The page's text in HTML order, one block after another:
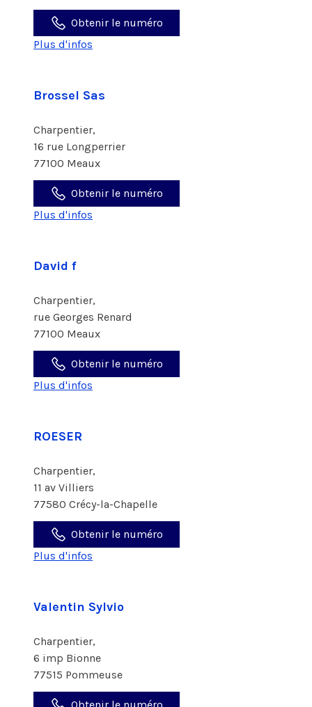
Obtenir le numéro
Plus d'infos
Brossel Sas
Charpentier,
16 rue Longperrier
77100 Meaux
Obtenir le numéro
Plus d'infos
David f
Charpentier,
rue Georges Renard
77100 Meaux
Obtenir le numéro
Plus d'infos
ROESER
Charpentier,
11 av Villiers
77580 Crécy-la-Chapelle
Obtenir le numéro
Plus d'infos
Valentin Sylvio
Charpentier,
6 imp Bionne
77515 Pommeuse